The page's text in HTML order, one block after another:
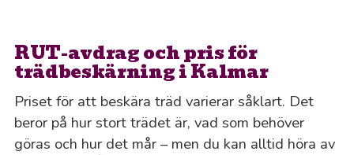
RUT-avdrag och pris för
trädbeskärning i Kalmar
Priset för att beskära träd varierar såklart. Det
beror på hur stort trädet är, vad som behöver
göras och hur det mår – men du kan alltid höra av